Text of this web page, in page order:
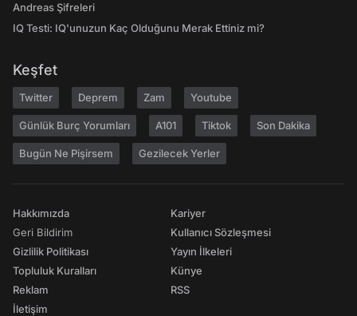
Andreas Şifreleri
IQ Testi: IQ'unuzun Kaç Olduğunu Merak Ettiniz mi?
Keşfet
Twitter Deprem Zam Youtube
Günlük Burç Yorumları A101 Tiktok Son Dakika
Bugün Ne Pişirsem Gezilecek Yerler
Hakkımızda
Geri Bildirim
Gizlilik Politikası
Topluluk Kuralları
Reklam
İletişim
Kariyer
Kullanıcı Sözleşmesi
Yayın İlkeleri
Künye
RSS